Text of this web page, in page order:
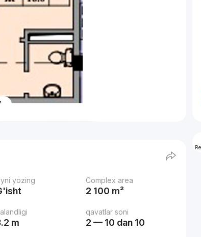
yozing Complex area
2 100 m²
m
qavatlar soni
2 — 10 dan 10